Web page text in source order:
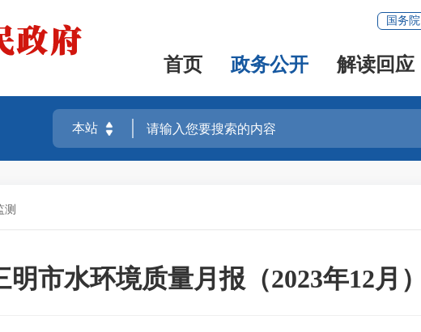
国务院
首页 政务公开 解读回应
测
明市水环境质量月报（2023年12月）